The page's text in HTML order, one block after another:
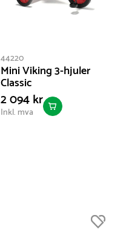
44220
Mini Viking 3-hjuler
Classic
2 094 kr
Inkl. mva